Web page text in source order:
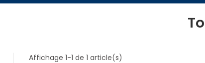
Affichage 1-1 de 1 article(s)